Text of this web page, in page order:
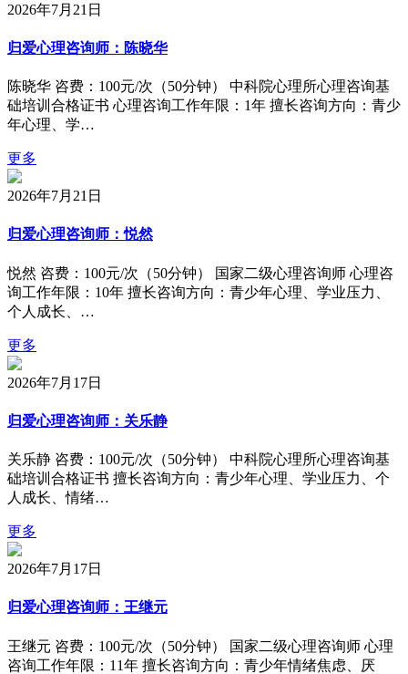
2026年7月21日
归爱心理咨询师：陈晓华
陈晓华 咨费：100元/次（50分钟） 中科院心理所心理咨询基
础培训合格证书 心理咨询工作年限：1年 擅长咨询方向：青少
年心理、学…
更多
2026年7月21日
归爱心理咨询师：悦然
悦然 咨费：100元/次（50分钟） 国家二级心理咨询师 心理咨
询工作年限：10年 擅长咨询方向：青少年心理、学业压力、
个人成长、…
更多
2026年7月17日
归爱心理咨询师：关乐静
关乐静 咨费：100元/次（50分钟） 中科院心理所心理咨询基
础培训合格证书 擅长咨询方向：青少年心理、学业压力、个
人成长、情绪…
更多
2026年7月17日
归爱心理咨询师：王继元
王继元 咨费：100元/次（50分钟） 国家二级心理咨询师 心理
咨询工作年限：11年 擅长咨询方向：青少年情绪焦虑、厌